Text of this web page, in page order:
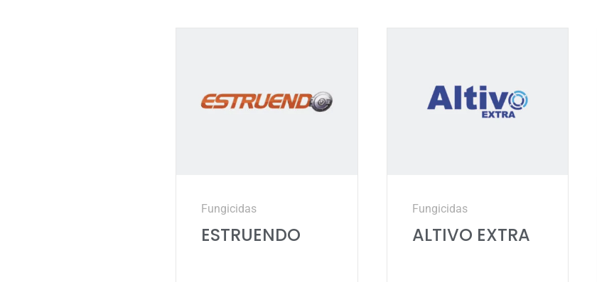
Fungicidas
ESTRUENDO
Fungicidas
ALTIVO EXTRA